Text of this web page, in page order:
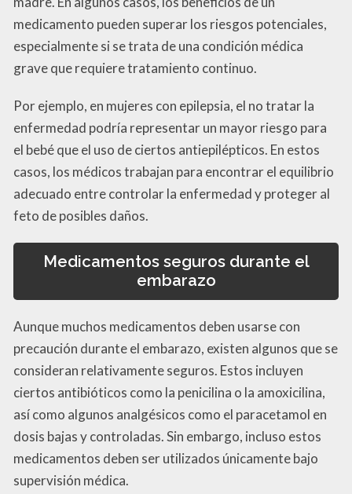
medicamento pueden superar los riesgos potenciales,
especialmente si se trata de una condición médica
grave que requiere tratamiento continuo.
Por ejemplo, en mujeres con epilepsia, el no tratar la
enfermedad podría representar un mayor riesgo para
el bebé que el uso de ciertos antiepilépticos. En estos
casos, los médicos trabajan para encontrar el equilibrio
adecuado entre controlar la enfermedad y proteger al
feto de posibles daños.
Medicamentos seguros durante el
embarazo
Aunque muchos medicamentos deben usarse con
precaución durante el embarazo, existen algunos que se
consideran relativamente seguros. Estos incluyen
ciertos antibióticos como la penicilina o la amoxicilina,
así como algunos analgésicos como el paracetamol en
dosis bajas y controladas. Sin embargo, incluso estos
medicamentos deben ser utilizados únicamente bajo
supervisión médica.